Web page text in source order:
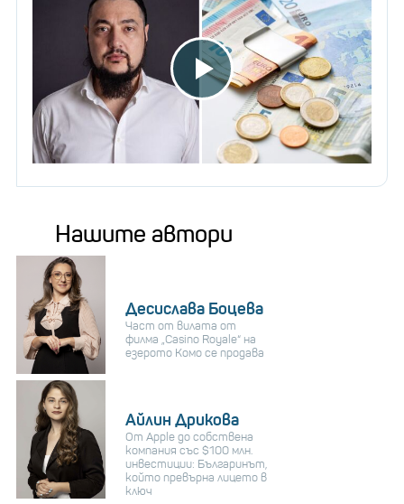
Нашите автори
Десислава Боцева
Част от вилата от
филма „Casino Royale“ на
езерото Комо се продава
Айлин Дрикова
От Apple до собствена
компания със $100 млн.
инвестиции: Българинът,
който превърна лицето в
ключ